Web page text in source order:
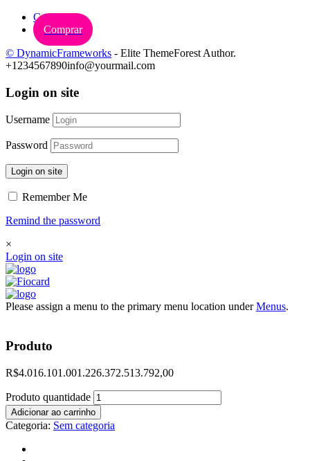
Carrinho
Comprar
© DynamicFrameworks - Elite ThemeForest Author.
+1234567890info@yourmail.com
Login on site
Username
Password
Login on site
Remember Me
Remind the password
×
Login on site
Please assign a menu to the primary menu location underMenus.
Produto
R$4.016.101.001.226.372.513.792,00
Produto quantidade
Adicionar ao carrinho
Categoria: Sem categoria